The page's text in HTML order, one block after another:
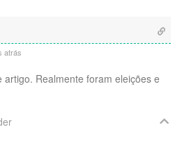
atrás
artigo. Realmente foram eleições e